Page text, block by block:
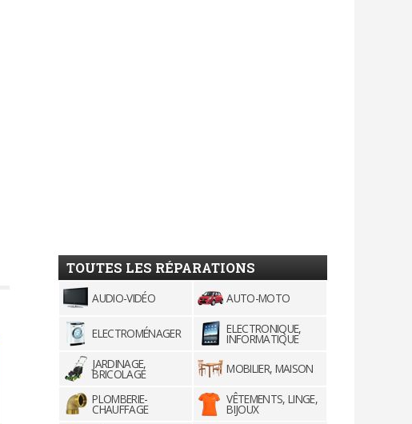
TOUTES LES RÉPARATIONS
AUDIO-VIDÉO AUTO-MOTO
ELECTROMÉNAGER ELECTRONIQUE,
INFORMATIQUE
JARDINAGE,
BRICOLAGE
MOBILIER, MAISON
PLOMBERIE-
CHAUFFAGE
VÊTEMENTS, LINGE,
BIJOUX